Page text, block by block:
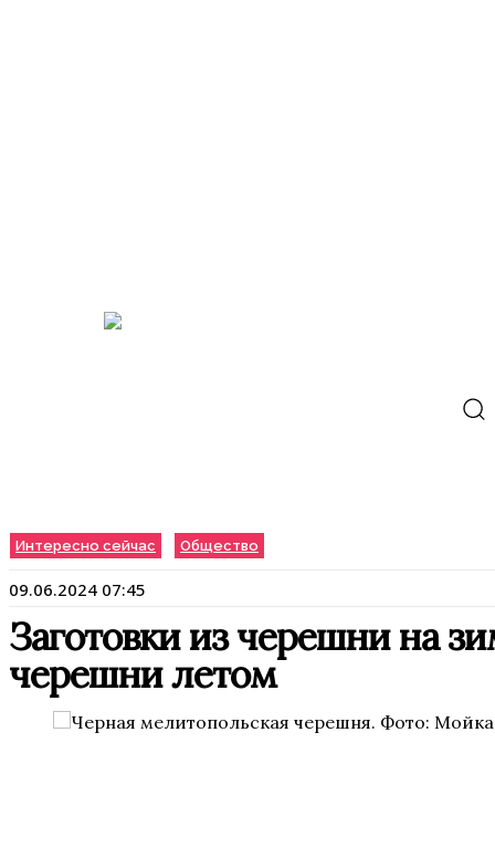
Интересно сейчас Общество
09.06.2024 07:45
Заготовки из черешни на
черешни летом